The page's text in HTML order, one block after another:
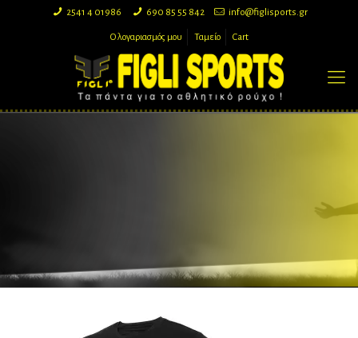
2541 4 01986 690 85 55 842 info@figlisports.gr
Ο λογαριασμός μου Ταμείο Cart